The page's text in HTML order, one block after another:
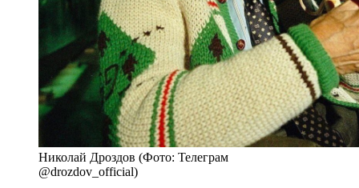
Николай Дроздов (Фото: Телеграм
@drozdov_official)